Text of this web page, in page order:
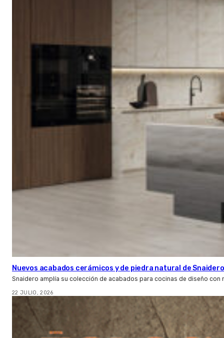
Nuevos acabados cerámicos y de piedra natural de Snaidero
Snaidero amplía su colección de acabados para cocinas de diseño
22 JULIO, 2026